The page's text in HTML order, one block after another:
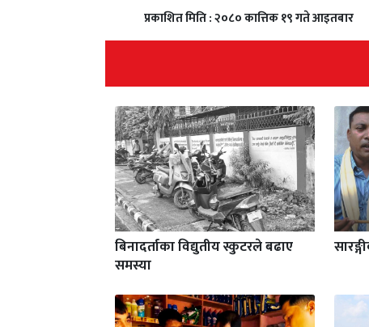
प्रकाशित मिति : २०८० कात्तिक १९ गते आइतबार
बिनादर्ताका विद्युतीय स्कुटरले बढाए
समस्या